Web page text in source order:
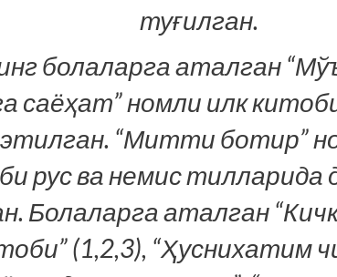
туғилган.
болаларга аталган
саёҳат” номли илк
“Митти ботир”
рус ва немис тилларида
Болаларга аталган
(1,2,3), “Ҳуснихатим